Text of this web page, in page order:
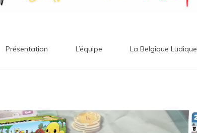
Présentation L’équipe La Belgique Ludique